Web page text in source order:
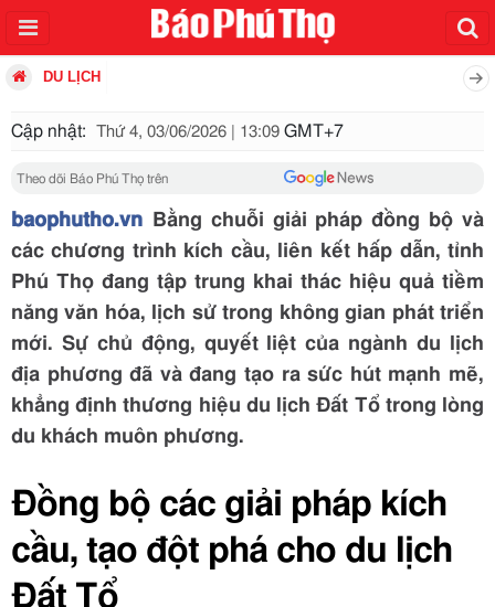
DU LỊCH
Cập nhật: Thứ 4, 03/06/2026 | 13:09 GMT+7
Theo dõi Báo Phú Thọ trên
baophutho.vn Bằng chuỗi giải pháp đồng bộ và
các chương trình kích cầu, liên kết hấp dẫn, tỉnh
Phú Thọ đang tập trung khai thác hiệu quả tiềm
năng văn hóa, lịch sử trong không gian phát triển
mới. Sự chủ động, quyết liệt của ngành du lịch
địa phương đã và đang tạo ra sức hút mạnh mẽ,
khẳng định thương hiệu du lịch Đất Tổ trong lòng
du khách muôn phương.
Đồng bộ các giải pháp kích
cầu, tạo đột phá cho du lịch
Đất Tổ